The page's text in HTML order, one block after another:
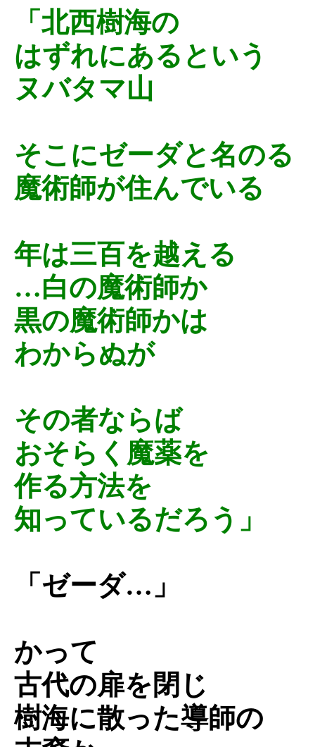
「北西樹海の
はずれにあるという
ヌバタマ山
そこにゼーダと名のる
魔術師が住んでいる
年は三百を越える
…白の魔術師か
黒の魔術師かは
わからぬが
その者ならば
おそらく魔薬を
作る方法を
知っているだろう」
「ゼーダ…」
かって
古代の扉を閉じ
樹海に散った導師の